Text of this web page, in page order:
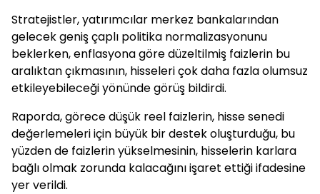
Stratejistler, yatırımcılar merkez bankalarından
gelecek geniş çaplı politika normalizasyonunu
beklerken, enflasyona göre düzeltilmiş faizlerin bu
aralıktan çıkmasının, hisseleri çok daha fazla olumsuz
etkileyebileceği yönünde görüş bildirdi.
Raporda, görece düşük reel faizlerin, hisse senedi
değerlemeleri için büyük bir destek oluşturduğu, bu
yüzden de faizlerin yükselmesinin, hisselerin karlara
bağlı olmak zorunda kalacağını işaret ettiği ifadesine
yer verildi.